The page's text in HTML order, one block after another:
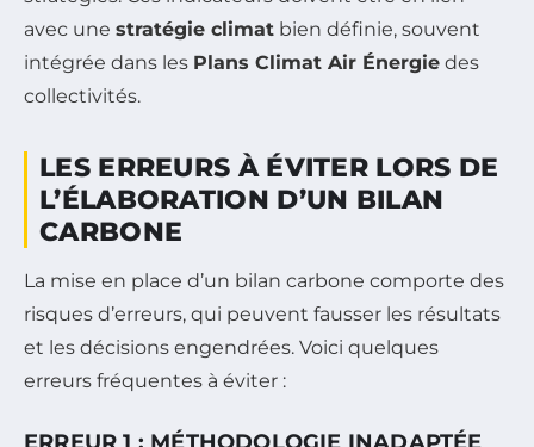
avec une stratégie climat bien définie, souvent
intégrée dans les Plans Climat Air Énergie des
collectivités.
LES ERREURS À ÉVITER LORS DE
L’ÉLABORATION D’UN BILAN
CARBONE
La mise en place d’un bilan carbone comporte des
risques d’erreurs, qui peuvent fausser les résultats
et les décisions engendrées. Voici quelques
erreurs fréquentes à éviter :